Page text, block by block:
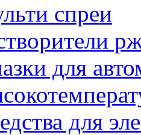
спреи
для
для